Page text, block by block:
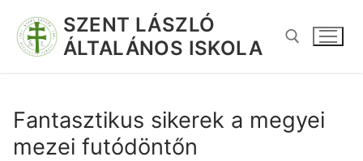
SZENT LÁSZLÓ
ÁLTALÁNOS ISKOLA
Fantasztikus sikerek a megyei
mezei futódöntőn